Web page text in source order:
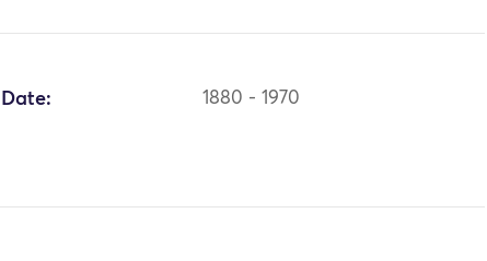
Date: 1880 - 1970